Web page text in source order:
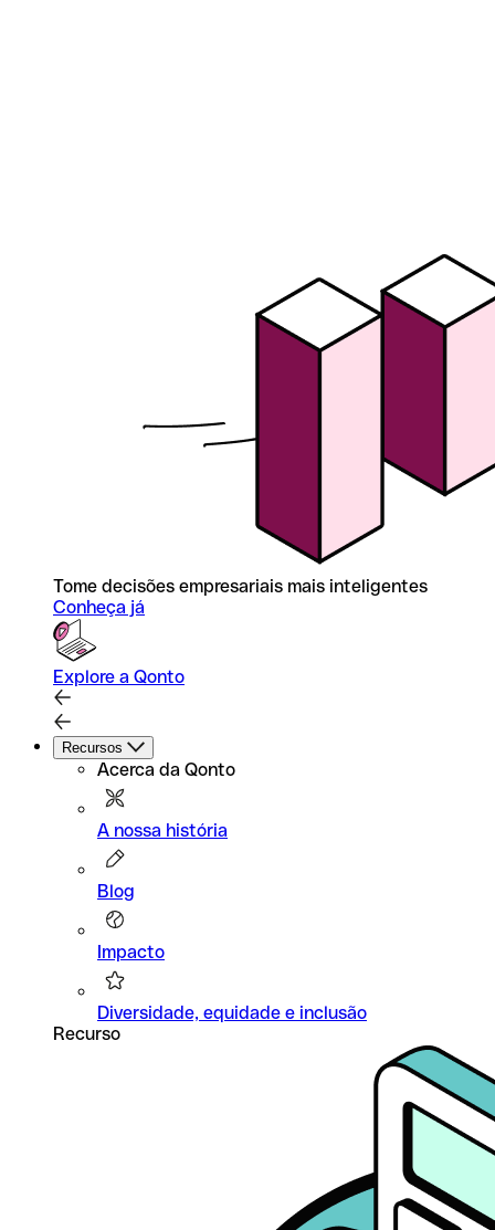
Tome decisões empresariais mais inteligentes
Conheça já
Explore a Qonto
Recursos
Acerca da Qonto
A nossa história
Blog
Impacto
Diversidade, equidade e inclusão
Recurso